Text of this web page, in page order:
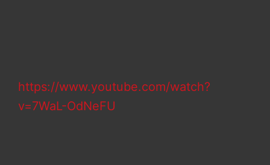
https://www.youtube.com/watch?
v=7WaL-OdNeFU